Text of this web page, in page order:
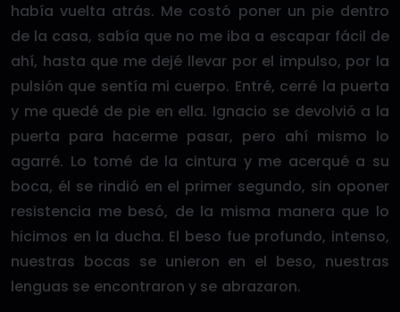
había vuelta atrás. Me costó poner un pie dentro
de la casa, sabía que no me iba a escapar fácil de
ahí, hasta que me dejé llevar por el impulso, por la
pulsión que sentía mi cuerpo. Entré, cerré la puerta
y me quedé de pie en ella. Ignacio se devolvió a la
puerta para hacerme pasar, pero ahí mismo lo
agarré. Lo tomé de la cintura y me acerqué a su
boca, él se rindió en el primer segundo, sin oponer
resistencia me besó, de la misma manera que lo
hicimos en la ducha. El beso fue profundo, intenso,
nuestras bocas se unieron en el beso, nuestras
lenguas se encontraron y se abrazaron.